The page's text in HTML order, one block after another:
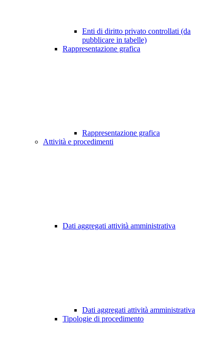
Enti di diritto privato controllati (da
pubblicare in tabelle)
Rappresentazione grafica
Rappresentazione grafica
Attività e procedimenti
Dati aggregati attività amministrativa
Dati aggregati attività amministrativa
Tipologie di procedimento